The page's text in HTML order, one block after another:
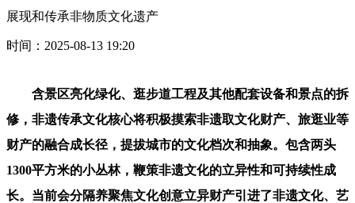
展现和传承非物质文化遗产
时间：2025-08-13 19:20
含景区亮化绿化、逛步道工程及其他配套设备和景点的拆
修，非遗传承文化核心将积极摸索非遗取文化财产、旅逛业等
财产的融合成长径，提拔城市的文化档次和抽象。包含两头
1300平方米的小丛林，鞭策非遗文化的立异性和可持续性成
长。当前会分隔养聚焦文化创意立异财产引进了非遗文化、艺